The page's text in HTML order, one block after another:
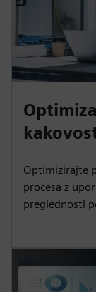
Optimizirajte
procesa z
preglednosti